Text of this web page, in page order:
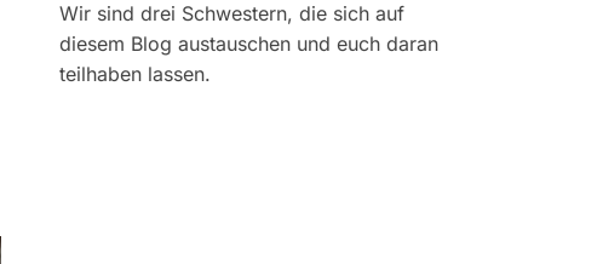
Wir sind drei Schwestern, die sich auf
diesem Blog austauschen und euch daran
teilhaben lassen.